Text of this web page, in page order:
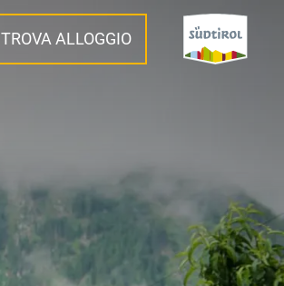
TROVA ALLOGGIO